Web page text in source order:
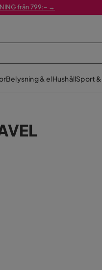
från 799:– →
Belysning & elHushållSport